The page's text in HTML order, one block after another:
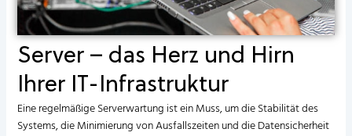
Server – das Herz und Hirn
Ihrer IT-Infrastruktur
Eine regelmäßige Serverwartung ist ein Muss, um die Stabilität des
Systems, die Minimierung von Ausfallszeiten und die Datensicherheit